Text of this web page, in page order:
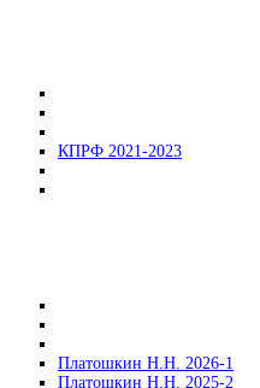
КПРФ 2021-2023
Платошкин Н.Н. 2026-1
Платошкин Н.Н. 2025-2